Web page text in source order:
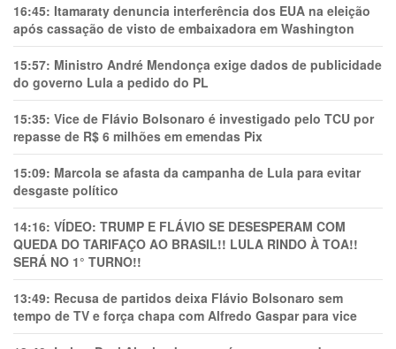
16:45: Itamaraty denuncia interferência dos EUA na eleição
após cassação de visto de embaixadora em Washington
15:57: Ministro André Mendonça exige dados de publicidade
do governo Lula a pedido do PL
15:35: Vice de Flávio Bolsonaro é investigado pelo TCU por
repasse de R$ 6 milhões em emendas Pix
15:09: Marcola se afasta da campanha de Lula para evitar
desgaste político
14:16: VÍDEO: TRUMP E FLÁVIO SE DESESPERAM COM
QUEDA DO TARIFAÇO AO BRASIL!! LULA RINDO À TOA!!
SERÁ NO 1° TURNO!!
13:49: Recusa de partidos deixa Flávio Bolsonaro sem
tempo de TV e força chapa com Alfredo Gaspar para vice